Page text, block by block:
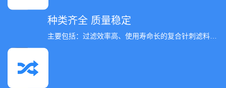
种类齐全 质量稳定